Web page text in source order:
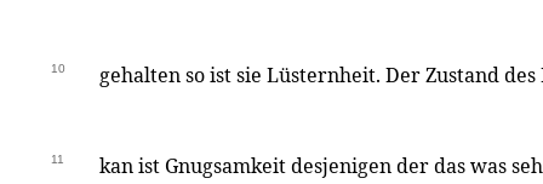
10 gehalten so ist sie Lüsternheit. Der Zustand
11 kan ist Gnugsamkeit desjenigen der das was